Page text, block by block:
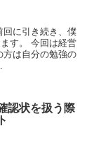
回に引き続き、僕
す。 今回は経営
方は自分の勉強の
認状を扱う際